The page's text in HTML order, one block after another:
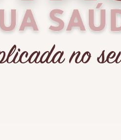
no